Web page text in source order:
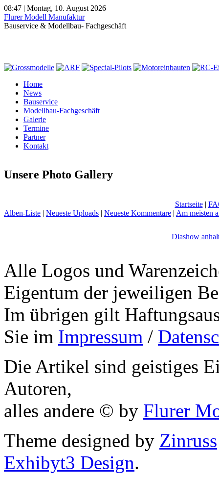
08:47 | Montag, 10. August 2026
Flurer Modell Manufaktur
Bauservice & Modellbau- Fachgeschäft
Home
News
Bauservice
Modellbau-Fachgeschäft
Galerie
Termine
Partner
Kontakt
Unsere Photo Gallery
Startseite|
Alben-Liste | Neueste Uploads | Neueste Kommentare | Am meisten
Diashow
Alle Logos und
Eigentum der jeweiligen
Im übrigen gilt
Sie im Impressum /
Die Artikel sind geistiges
Autoren,
alles andere © by Flurer
Theme designed by Zinruss
Exhibyt3 Design.